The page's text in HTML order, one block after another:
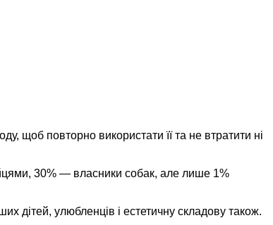
щоб повторно використати її та не втратити ні
30% — власники собак, але лише 1%
дітей, улюбленців і естетичну складову також.